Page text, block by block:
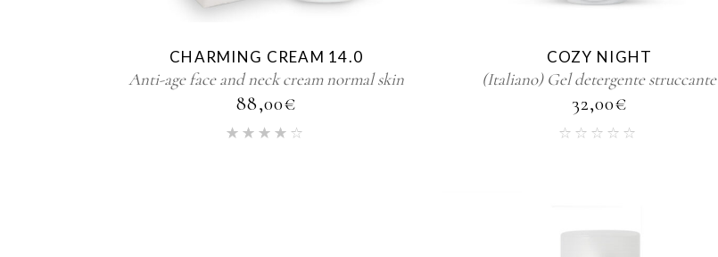
CHARMING CREAM 14.0
Anti-age face and neck cream normal skin
88,00€
COZY NIGHT
(Italiano) Gel detergente struccante
32,00€